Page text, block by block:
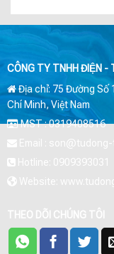
CÔNG TY TNHH ĐIỆN -
Địa chỉ: 75 Đường Số
Chí Minh, Việt Nam
MST : 0319408516
Email :
Hotline: 0909393031
Website:
THEO DÕI CHÚNG TÔI